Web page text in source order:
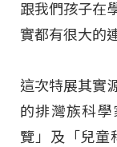
跟我們孩子在
實都有很大的
這次特展其實
的排灣族科
覽」及「兒童